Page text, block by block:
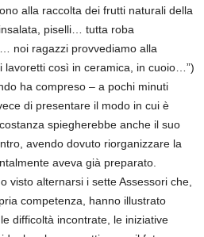
alla raccolta dei frutti naturali della
piselli… tutta roba
noi ragazzi provvediamo alla
così in ceramica, in cuoio…”)
ha compreso – a pochi minuti
di presentare il modo in cui è
spiegherebbe anche il suo
avendo dovuto riorganizzare la
aveva già preparato.
visto alternarsi i sette Assessori che,
competenza, hanno illustrato
difficoltà incontrate, le iniziative